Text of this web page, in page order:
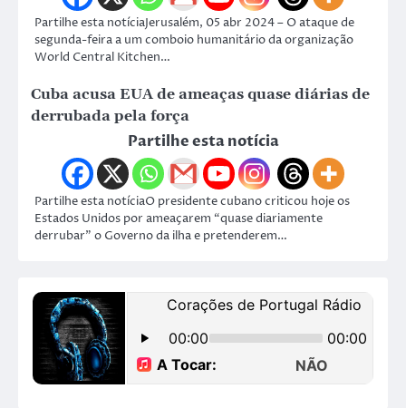
Partilhe esta notíciaJerusalém, 05 abr 2024 – O ataque de
segunda-feira a um comboio humanitário da organização
World Central Kitchen…
Cuba acusa EUA de ameaças quase diárias de
derrubada pela força
Partilhe esta notícia
Partilhe esta notíciaO presidente cubano criticou hoje os
Estados Unidos por ameaçarem “quase diariamente
derrubar” o Governo da ilha e pretenderem…